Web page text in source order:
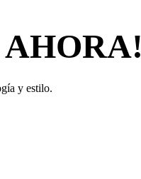
AHORA!
y estilo.